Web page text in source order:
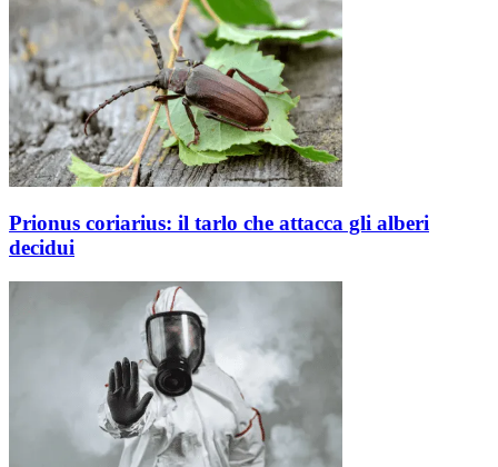
Prionus coriarius: il tarlo che attacca gli alberi
decidui